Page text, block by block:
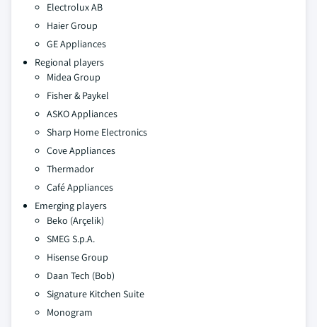
Electrolux AB
Haier Group
GE Appliances
Regional players
Midea Group
Fisher & Paykel
ASKO Appliances
Sharp Home Electronics
Cove Appliances
Thermador
Café Appliances
Emerging players
Beko (Arçelik)
SMEG S.p.A.
Hisense Group
Daan Tech (Bob)
Signature Kitchen Suite
Monogram